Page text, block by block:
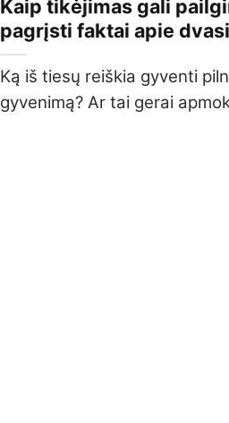
Kaip tikėjimas gali
pagrįsti faktai apie
Ką iš tiesų reiškia gyventi
gyvenimą? Ar tai gerai